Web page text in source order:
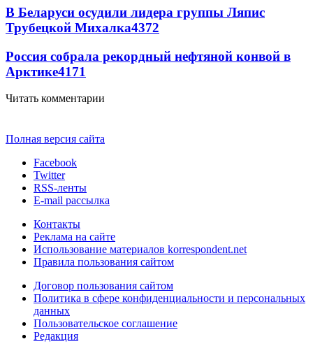
В Беларуси осудили лидера группы Ляпис
Трубецкой Михалка4372
Россия собрала рекордный нефтяной конвой в
Арктике4171
Читать комментарии
Полная версия сайта
Facebook
Twitter
RSS-ленты
E-mail рассылка
Контакты
Реклама на сайте
Использование материалов korrespondent.net
Правила пользования сайтом
Договор пользования сайтом
Политика в сфере конфиденциальности и персональных
данных
Пользовательское соглашение
Редакция